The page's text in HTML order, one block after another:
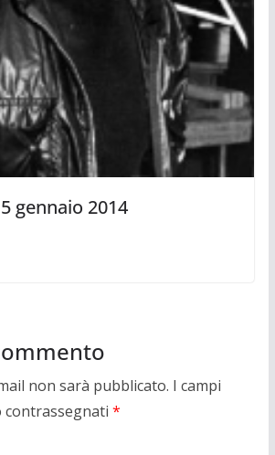
gennaio 2014
non sarà pubblicato. I campi
*